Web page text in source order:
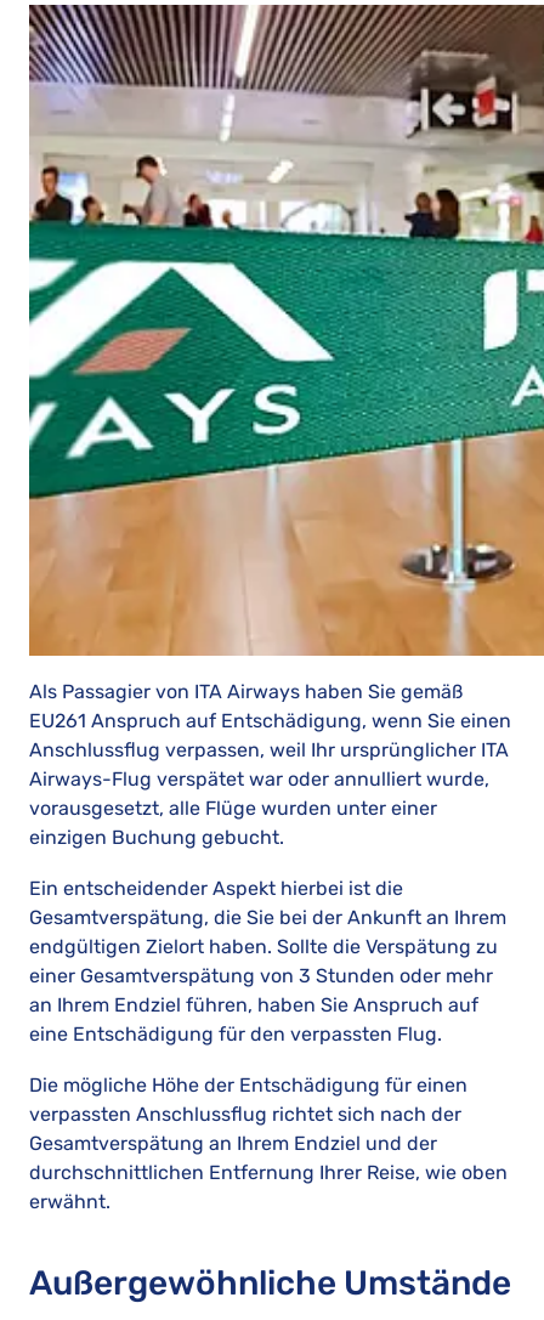
Als Passagier von ITA Airways haben Sie gemäß
EU261 Anspruch auf Entschädigung, wenn Sie einen
Anschlussflug verpassen, weil Ihr ursprünglicher ITA
Airways-Flug verspätet war oder annulliert wurde,
vorausgesetzt, alle Flüge wurden unter einer
einzigen Buchung gebucht.
Ein entscheidender Aspekt hierbei ist die
Gesamtverspätung, die Sie bei der Ankunft an Ihrem
endgültigen Zielort haben. Sollte die Verspätung zu
einer Gesamtverspätung von 3 Stunden oder mehr
an Ihrem Endziel führen, haben Sie Anspruch auf
eine Entschädigung für den verpassten Flug.
Die mögliche Höhe der Entschädigung für einen
verpassten Anschlussflug richtet sich nach der
Gesamtverspätung an Ihrem Endziel und der
durchschnittlichen Entfernung Ihrer Reise, wie oben
erwähnt.
Außergewöhnliche Umstände